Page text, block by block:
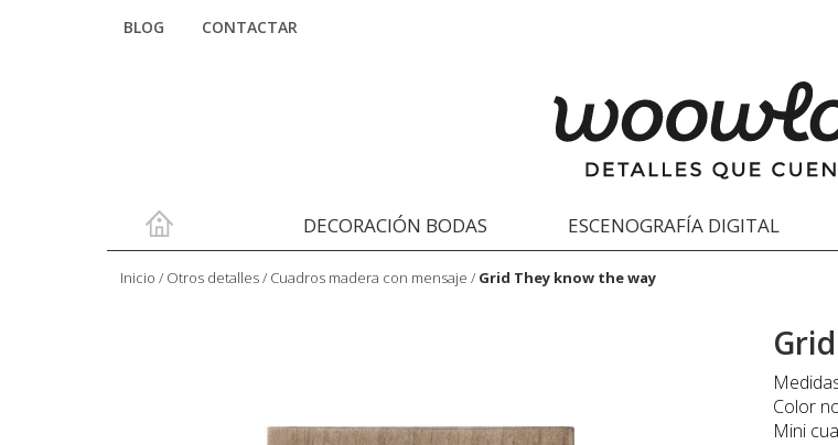
BLOG CONTACTAR
DECORACIÓN BODAS ESCENOGRAFÍA DIGITAL
Inicio / Otros detalles/ Cuadros madera con mensaje / Grid They know the way
Color
Mini